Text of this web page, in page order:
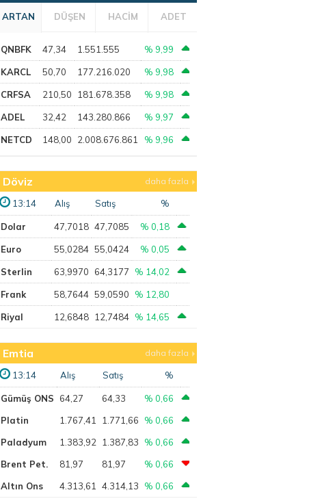
ARTAN DÜŞEN HACİM ADET
QNBFK 47,34 1.551.555 % 9,99
KARCL 50,70 177.216.020 % 9,98
CRFSA 210,50 181.678.358 % 9,98
ADEL 32,42 143.280.866 % 9,97
NETCD 148,00 2.008.676.861 % 9,96
Döviz daha fazla
13:14 Alış Satış %
Dolar 47,7018 47,7085 % 0,18
Euro 55,0284 55,0424 % 0,05
Sterlin 63,9970 64,3177 % 14,02
Frank 58,7644 59,0590 % 12,80
Riyal 12,6848 12,7484 % 14,65
Emtia daha fazla
13:14 Alış Satış %
Gümüş ONS 64,27 64,33
% 0,66
Platin
1.767,41 1.771,66
% 0,66
Paladyum
1.383,92 1.387,83
% 0,66
Brent Pet.
81,97 81,97
% 0,66
Altın Ons
4.313,61 4.314,13 % 0,66